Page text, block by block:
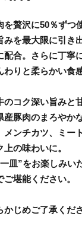
を贅沢に50％ずつ
みを最大限に引き
合。さらに丁寧
わりと柔らかい食
のコク深い旨みと
産豚肉のまろやか
メンチカツ、ミー
の味わいに。
皿”をお楽しみい
堪能ください。
かじめご了承くだ